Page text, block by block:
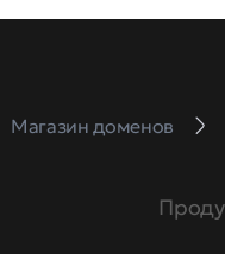
Магазин доменов